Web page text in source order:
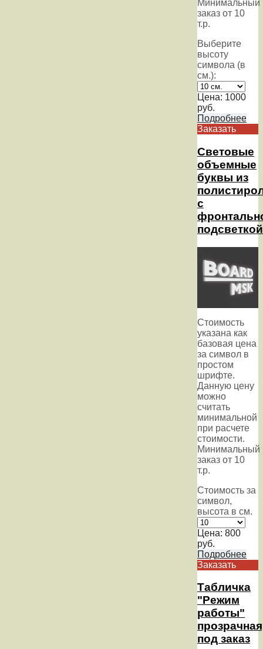
Минимальный
заказ от 10
т.р.
Выберите
высоту
символа (в
см.):
Цена: 1000
руб.
Подробнее
Заказать
Световые
объемные
буквы из
с
подсветкой
Стоимость
указана как
базовая цена
за символ в
простом
шрифте.
Данную цену
можно
считать
минимальной
при расчете
стоимости.
Минимальный
заказ от 10
т.р.
Стоимость за
символ,
высота в см.
Цена: 800
руб.
Подробнее
Заказать
Табличка
"Режим
работы"
под заказ